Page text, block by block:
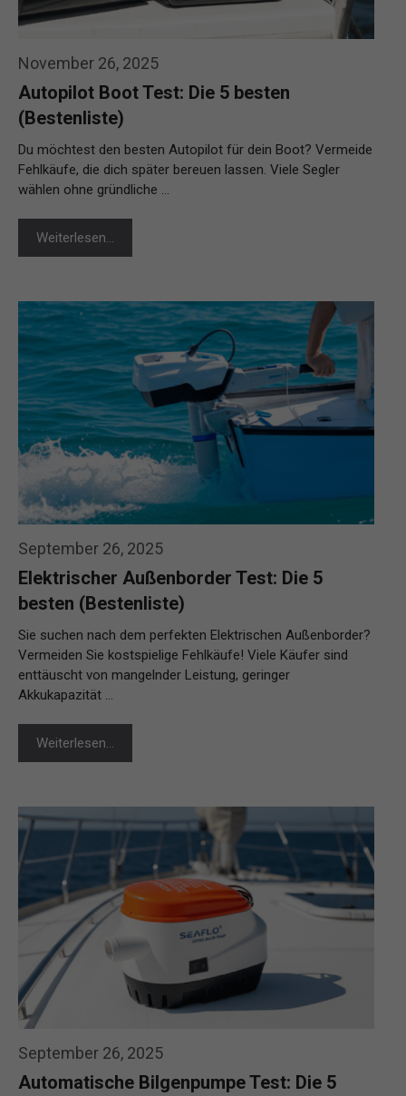
November 26, 2025
Autopilot Boot Test: Die 5 besten
(Bestenliste)
Du möchtest den besten Autopilot für dein Boot? Vermeide
Fehlkäufe, die dich später bereuen lassen. Viele Segler
wählen ohne gründliche …
Weiterlesen…
September 26, 2025
Elektrischer Außenborder Test: Die 5
besten (Bestenliste)
Sie suchen nach dem perfekten Elektrischen Außenborder?
Vermeiden Sie kostspielige Fehlkäufe! Viele Käufer sind
enttäuscht von mangelnder Leistung, geringer
Akkukapazität …
Weiterlesen…
September 26, 2025
Automatische Bilgenpumpe Test: Die 5